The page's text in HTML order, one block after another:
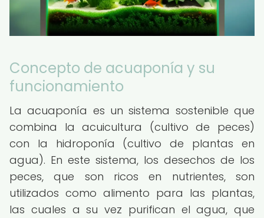
Concepto de acuaponía y su
funcionamiento
La acuaponía es un sistema sostenible que
combina la acuicultura (cultivo de peces)
con la hidroponía (cultivo de plantas en
agua). En este sistema, los desechos de los
peces, que son ricos en nutrientes, son
utilizados como alimento para las plantas,
las cuales a su vez purifican el agua, que